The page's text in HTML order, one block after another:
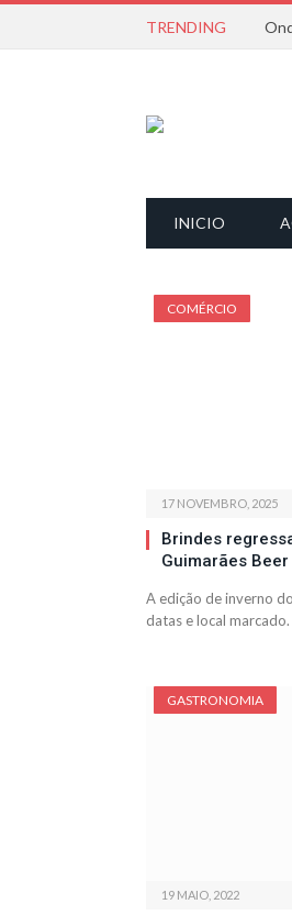
TRENDING
INICIO
COMÉRCIO
17 NOVEMBRO, 2025
Brindes
Guimarães Beer
A edição de inverno
datas e local
GASTRONOMIA
19 MAIO, 2022